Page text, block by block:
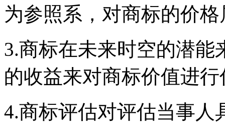
为参照系，对商标的价
3.商标在未来时空的潜
的收益来对商标价值进行
4.商标评估对评估当事人